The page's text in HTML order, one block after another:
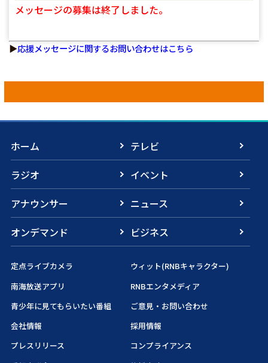
メッセージの募集は終了しました。
▶応援メッセージに関するお問い合わせはこちら
ホーム
テレビ
ラジオ
イベント
アナウンサー
ニュース
オンデマンド
ビジネス
定点ライブカメラ
ウィット(RNBキャラクター)
南海放送アプリ
RNBエンタメディア
青少年に見てもらいたい番組
ご意見・お問い合わせ
会社情報
採用情報
プレスリリース
コンプライアンス